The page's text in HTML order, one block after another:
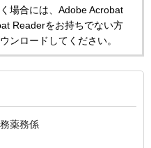
場合には、Adobe Acrobat
Readerをお持ちでない方
ンロードしてください。
薬務係